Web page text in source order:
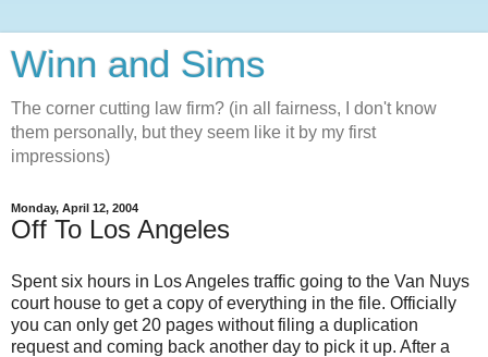
Winn and Sims
The corner cutting law firm? (in all fairness, I don't know
them personally, but they seem like it by my first
impressions)
Monday, April 12, 2004
Off To Los Angeles
Spent six hours in Los Angeles traffic going to the Van Nuys
court house to get a copy of everything in the file. Officially
you can only get 20 pages without filing a duplication
request and coming back another day to pick it up. After a